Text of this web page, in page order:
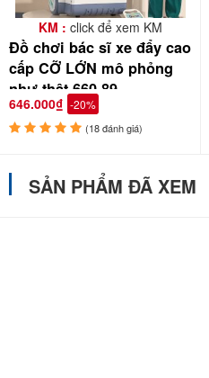
KM : click để xem KM
Đồ chơi bác sĩ xe đẩy cao
cấp CỠ LỚN mô phỏng
như thật 660-89
646.000₫ -20%
(18 đánh giá)
SẢN PHẨM ĐÃ XEM